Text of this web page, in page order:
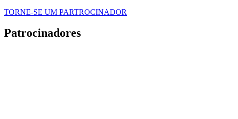
TORNE-SE UM PARTROCINADOR
Patrocinadores